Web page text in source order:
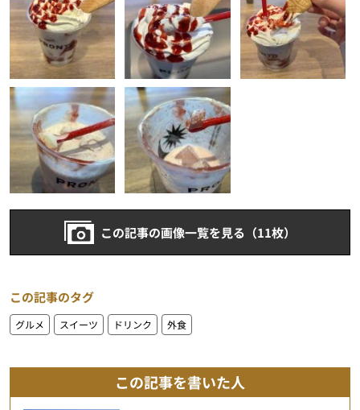
この記事の画像一覧を見る（11枚）
この記事のタグ
グルメ スイーツ ドリンク 外食
この記事を書いた人